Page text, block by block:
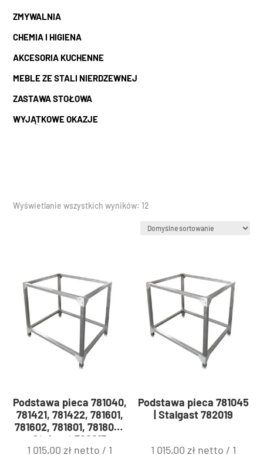
ZMYWALNIA
CHEMIA I HIGIENA
AKCESORIA KUCHENNE
MEBLE ZE STALI NIERDZEWNEJ
ZASTAWA STOŁOWA
WYJĄTKOWE OKAZJE
Wyświetlanie wszystkich wyników: 12
Podstawa pieca 781040,
781421, 781422, 781601,
781602, 781801, 781802 |
Stalgast 782013
1 015,00zł netto / 1
Podstawa pieca 781045
| Stalgast 782019
1 015,00 zł netto / 1